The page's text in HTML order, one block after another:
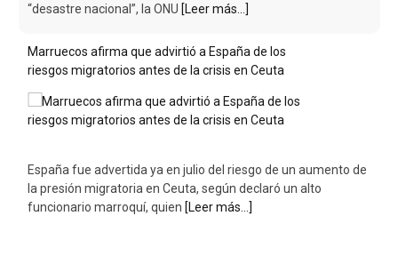
“desastre nacional”, la ONU [Leer más...]
Marruecos afirma que advirtió a España de los
riesgos migratorios antes de la crisis en Ceuta
España fue advertida ya en julio del riesgo de un aumento de
la presión migratoria en Ceuta, según declaró un alto
funcionario marroquí, quien [Leer más...]